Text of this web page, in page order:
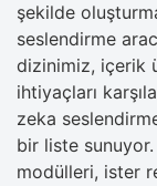
şekilde
seslendirme
dizinimiz, içerik
ihtiyaçları
zeka
bir liste
modülleri, ister